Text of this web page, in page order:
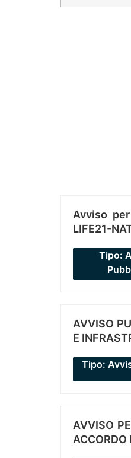
Avviso
LIFE21-
Tipo:
AVVISO
E
Tipo:
AVVISO